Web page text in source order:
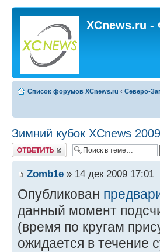
XCnews.ru -
Список форумов XCnews.ru ‹ Северо-
Зимний кубок XCnews
Ответить
Zomb1e » 14 дек 2009 17:01
Опубликован
данный момент
(время по кругам
ожидается в течение